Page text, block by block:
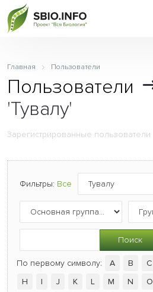
Главная Пользователи
Пользователи
'Тувалу'
Зарегистрированные пользователи
Фильтры: Все
Поиск
По первому символу: A B C
H
I J K L M N O